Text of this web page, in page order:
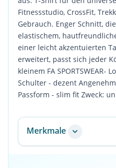
Fitnessstudio, CrossFit,
Gebrauch. Enger Schnitt,
elastischem,
einer leicht akzentuierten
erweitert, passt sich jeder
kleinem FA SPORTSWEAR-
Schulter - dezent
Passform - slim fit Zweck:
Merkmale